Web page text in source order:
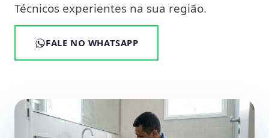
Técnicos experientes na sua região.
FALE NO WHATSAPP